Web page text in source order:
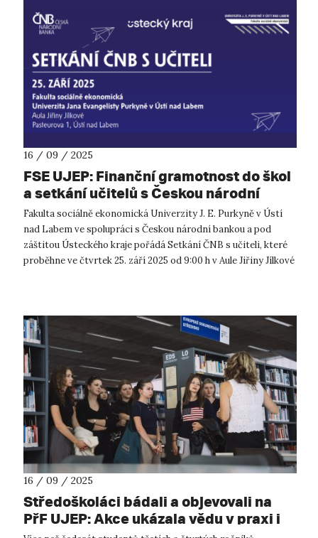
16 / 09 / 2025
FSE UJEP: Finanční gramotnost do škol
a setkání učitelů s Českou národní
bankou
Fakulta sociálně ekonomická Univerzity J. E. Purkyně v Ústí
nad Labem ve spolupráci s Českou národní bankou a pod
záštitou Ústeckého kraje pořádá Setkání ČNB s učiteli, které
proběhne ve čtvrtek 25. září 2025 od 9:00 h v Aule Jiřiny Jílkové
16 / 09 / 2025
Středoškoláci bádali a objevovali na
PřF UJEP: Akce ukázala vědu v praxi i